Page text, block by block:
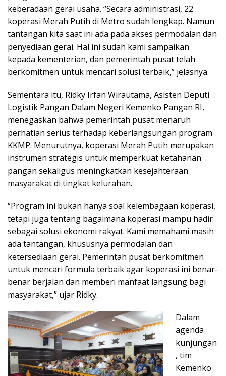
keberadaan gerai usaha. “Secara administrasi, 22
koperasi Merah Putih di Metro sudah lengkap. Namun
tantangan kita saat ini ada pada akses permodalan dan
penyediaan gerai. Hal ini sudah kami sampaikan
kepada kementerian, dan pemerintah pusat telah
berkomitmen untuk mencari solusi terbaik,” jelasnya.
Sementara itu, Ridky Irfan Wirautama, Asisten Deputi
Logistik Pangan Dalam Negeri Kemenko Pangan RI,
menegaskan bahwa pemerintah pusat menaruh
perhatian serius terhadap keberlangsungan program
KKMP. Menurutnya, koperasi Merah Putih merupakan
instrumen strategis untuk memperkuat ketahanan
pangan sekaligus meningkatkan kesejahteraan
masyarakat di tingkat kelurahan.
“Program ini bukan hanya soal kelembagaan koperasi,
tetapi juga tentang bagaimana koperasi mampu hadir
sebagai solusi ekonomi rakyat. Kami memahami masih
ada tantangan, khususnya permodalan dan
ketersediaan gerai. Pemerintah pusat berkomitmen
untuk mencari formula terbaik agar koperasi ini benar-
benar berjalan dan memberi manfaat langsung bagi
masyarakat,” ujar Ridky.
Dalam
agenda
kunjungan
, tim
Kemenko